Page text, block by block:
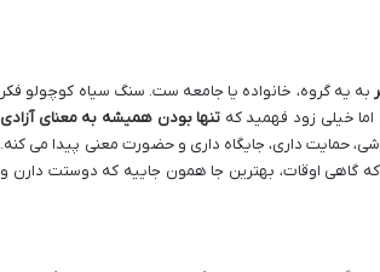
به یه گروه، خانواده یا جامعه ست. سنگ سیاه کوچولو فکر
خیلی زود فهمید که تنها بودن همیشه به معنای آزادی
حمایت داری، جایگاه داری و حضورت معنی پیدا می کنه.
گاهی اوقات، بهترین جا همون جاییه که دوستت دارن و